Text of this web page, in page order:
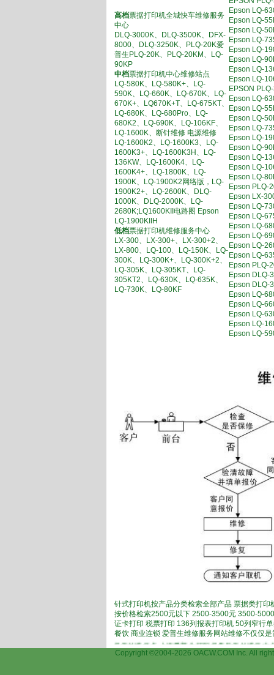
高档票据打印机全城快车维修服务
中心
DLQ-3000K、DLQ-3500K、DFX-
8000、DLQ-3250K、PLQ-20K爱
普生PLQ-20K、PLQ-20KM、LQ-
90KP
中档票据打印机中心维修站点
LQ-580K、LQ-580K+、LQ-
590K、LQ-660K、LQ-670K、LQ-
670K+、LQ670K+T、LQ-675KT、
LQ-680K、LQ-680Pro、LQ-
680K2、LQ-690K、LQ-106KF、
LQ-1600K、断针维修 电源维修
LQ-1600K2、LQ-1600K3、LQ-
1600K3+、LQ-1600K3H、LQ-
136KW、LQ-1600K4、LQ-
1600K4+、LQ-1800K、LQ-
1900K、LQ-1900K2网络版，LQ-
1900K2+、LQ-2600K、DLQ-
1000K、DLQ-2000K、LQ-
2680K;LQ1600KII电路图 Epson
LQ-1900KIIH
低档票据打印机维修服务中心
LX-300、LX-300+、LX-300+2、
LX-800、LQ-100、LQ-150K、LQ-
300K、LQ-300K+、LQ-300K+2、
LQ-305K、LQ-305KT、LQ-
305KT2、LQ-630K、LQ-635K、
LQ-730K、LQ-80KF
Epson LQ-
Epson LQ-
Epson LQ-
Epson LQ-
Epson LQ-
Epson LQ-
Epson LQ-
Epson LQ-
EPSON
Epson LQ-
Epson LQ-
Epson LQ-
Epson LQ-
Epson LQ-
Epson LQ-
Epson LQ-
Epson LQ-
Epson LQ-
Epson PLQ-
Epson LX-
Epson LQ-
Epson LQ-
Epson LQ-
Epson LQ-
Epson LQ-
Epson LQ-
Epson PLQ-
Epson DLQ-
Epson DLQ-
Epson LQ-
Epson LQ-
Epson LQ-
Epson LQ-
Epson LQ-
针式打印机按产品分类检索全部产品 票据类打
按价格检索2500元以下 2500-3500元 3500-
证卡打印 税票打印 136列报表打印机 50列窄行
餐饮 商业连锁 爱普生维修服务网站维修不仅仅
维修,上海爱普生打印机保外维修点,上海爱普生打印机售后保外维修中心,上海爱
Copyright ©2004-2026 OACW.COM Inc. All